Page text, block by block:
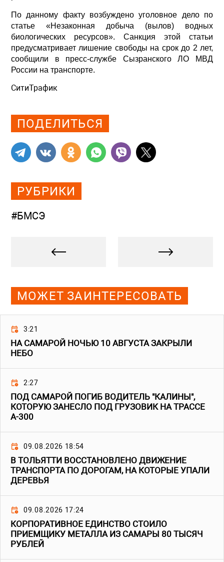
По данному факту возбуждено уголовное дело по
статье «Незаконная добыча (вылов) водных
биологических ресурсов». Санкция этой статьи
предусматривает лишение свободы на срок до 2 лет,
сообщили в пресс-службе Сызранского ЛО МВД
России на транспорте.
СитиТрафик
ПОДЕЛИТЬСЯ
РУБРИКИ
#БМСЭ
МОЖЕТ ЗАИНТЕРЕСОВАТЬ
3:21
НА САМАРОЙ НОЧЬЮ 10 АВГУСТА ЗАКРЫЛИ
НЕБО
2:27
ПОД САМАРОЙ ПОГИБ ВОДИТЕЛЬ "КАЛИНЫ",
КОТОРУЮ ЗАНЕСЛО ПОД ГРУЗОВИК НА ТРАССЕ
А-300
09.08.2026 18:54
В ТОЛЬЯТТИ ВОССТАНОВЛЕНО ДВИЖЕНИЕ
ТРАНСПОРТА ПО ДОРОГАМ, НА КОТОРЫЕ УПАЛИ
ДЕРЕВЬЯ
09.08.2026 17:24
КОРПОРАТИВНОЕ ЕДИНСТВО СТОИЛО
ПРИЕМЩИКУ МЕТАЛЛА ИЗ САМАРЫ 80 ТЫСЯЧ
РУБЛЕЙ